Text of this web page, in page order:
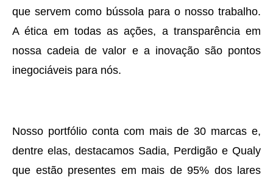
que servem como bússola para o nosso trabalho.
A ética em todas as ações, a transparência em
nossa cadeia de valor e a inovação são pontos
inegociáveis para nós.
Nosso portfólio conta com mais de 30 marcas e,
dentre elas, destacamos Sadia, Perdigão e Qualy
que estão presentes em mais de 95% dos lares